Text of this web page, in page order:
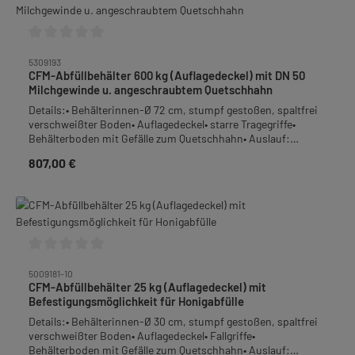
5309193
CFM-Abfüllbehälter 600 kg (Auflagedeckel) mit DN 50
Milchgewinde u. angeschraubtem Quetschhahn
Details:• Behälterinnen-Ø 72 cm, stumpf gestoßen, spaltfrei
verschweißter Boden• Auflagedeckel• starre Tragegriffe•
Behälterboden mit Gefälle zum Quetschhahn• Auslauf:
mit anschraubbarem Quetschhahn 2"• Material: Edelstahl-
Regulärer Preis:
807,00 €
5009181-10
CFM-Abfüllbehälter 25 kg (Auflagedeckel) mit
Befestigungsmöglichkeit für Honigabfülle
Details:• Behälterinnen-Ø 30 cm, stumpf gestoßen, spaltfrei
verschweißter Boden• Auflagedeckel• Fallgriffe•
Behälterboden mit Gefälle zum Quetschhahn• Auslauf: